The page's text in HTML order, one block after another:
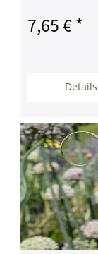
7,65 € *
Details